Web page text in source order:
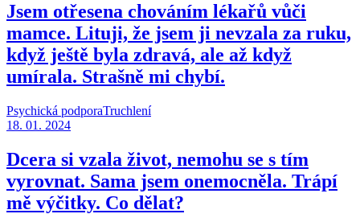
Jsem otřesena chováním lékařů vůči
mamce. Lituji, že jsem ji nevzala za ruku,
když ještě byla zdravá, ale až když
umírala. Strašně mi chybí.
Psychická podporaTruchlení
18. 01. 2024
Dcera si vzala život, nemohu se s tím
vyrovnat. Sama jsem onemocněla. Trápí
mě výčitky. Co dělat?